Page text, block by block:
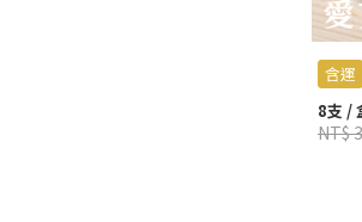
含運
8支 /
NT$